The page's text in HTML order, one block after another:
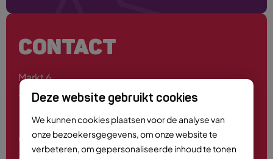
Deze website gebruikt cookies
We kunnen cookies plaatsen voor de analyse van
onze bezoekersgegevens, om onze website te
verbeteren, om gepersonaliseerde inhoud te tonen
CONTACT
Markt 6
4701 PE Roosendaal
0165 - 55 44 00